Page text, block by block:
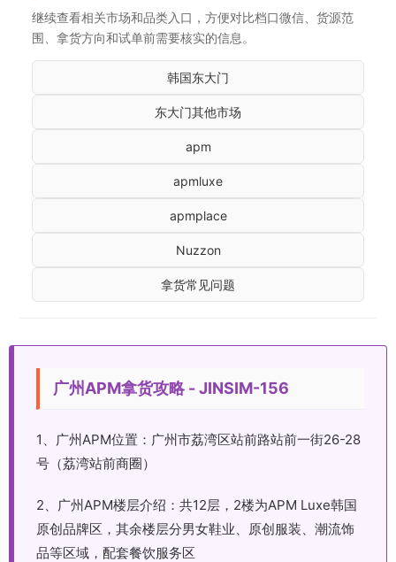
继续查看相关市场和品类入口，方便对比档口微信、货源范
围、拿货方向和试单前需要核实的信息。
韩国东大门
东大门其他市场
apm
apmluxe
apmplace
Nuzzon
拿货常见问题
广州APM拿货攻略 - JINSIM-156
1、广州APM位置：广州市荔湾区站前路站前一街26-28
号（荔湾站前商圈）
2、广州APM楼层介绍：共12层，2楼为APM Luxe韩国
原创品牌区，其余楼层分男女鞋业、原创服装、潮流饰
品等区域，配套餐饮服务区